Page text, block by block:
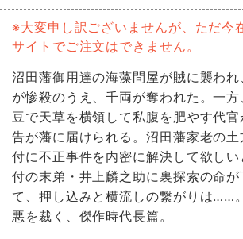
※大変申し訳ございませんが、ただ今
サイトでご注文はできません。
沼田藩御用達の海藻問屋が賊に襲われ
が惨殺のうえ、千両が奪われた。一
豆で天草を横領して私腹を肥やす代
告が藩に届けられる。沼田藩家老の土
付に不正事件を内密に解決して欲しい
付の末弟・井上麟之助に裏探索の命が
て、押し込みと横流しの繋がりは……
悪を裁く、傑作時代長篇。